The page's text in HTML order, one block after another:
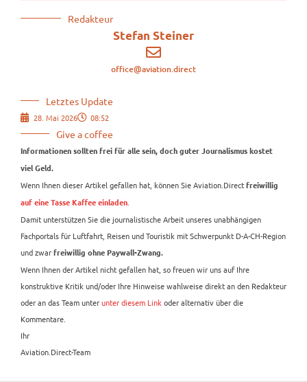
Redakteur
Stefan Steiner
office@aviation.direct
Letztes Update
28. Mai 2026 08:52
Give a coffee
Informationen sollten frei für alle sein, doch guter Journalismus kostet
viel Geld.
Wenn Ihnen dieser Artikel gefallen hat, können Sie Aviation.Direct freiwillig
auf eine Tasse Kaffee einladen
Damit unterstützen Sie die journalistische Arbeit unseres unabhängigen
Fachportals für Luftfahrt, Reisen und Touristik mit Schwerpunkt D-A-CH-Region
und zwar freiwillig ohne Paywall-Zwang.
Wenn Ihnen der Artikel nicht gefallen hat, so freuen wir uns auf Ihre
konstruktive Kritik und/oder Ihre Hinweise wahlweise direkt an den Redakteur
oder an das Team unterunter diesem Link oder alternativ über die
Kommentare.
Ihr
Aviation.Direct-Team